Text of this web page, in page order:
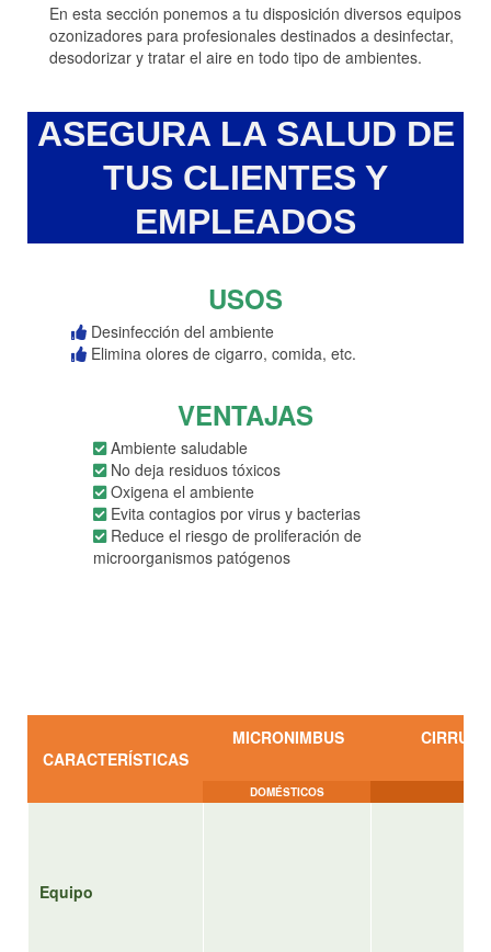
En esta sección ponemos a tu disposición diversos equipos
ozonizadores para profesionales destinados a desinfectar,
desodorizar y tratar el aire en todo tipo de ambientes.
ASEGURA LA SALUD DE
TUS CLIENTES Y
EMPLEADOS
USOS
Desinfección del ambiente
Elimina olores de cigarro, comida, etc.
VENTAJAS
Ambiente saludable
No deja residuos tóxicos
Oxigena el ambiente
Evita contagios por virus y bacterias
Reduce el riesgo de proliferación de
microorganismos patógenos
CARACTERÍSTICAS
MICRONIMBUS CIRRUS I
DOMÉSTICOS
Equipo